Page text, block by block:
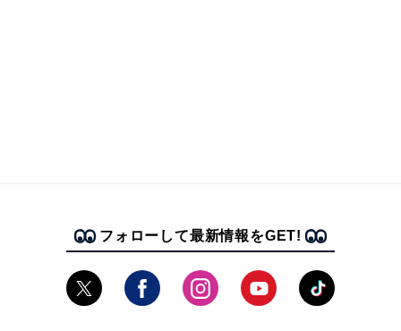
フォローして最新情報をGET!